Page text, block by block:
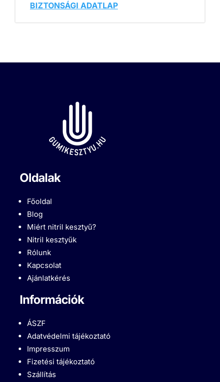
BIZTONSÁGI ADATLAP
Oldalak
Főoldal
Blog
Miért nitril kesztyű?
Nitril kesztyűk
Rólunk
Kapcsolat
Ajánlatkérés
Információk
ÁSZF
Adatvédelmi tájékoztató
Impresszum
Fizetési tájékoztató
Szállítás